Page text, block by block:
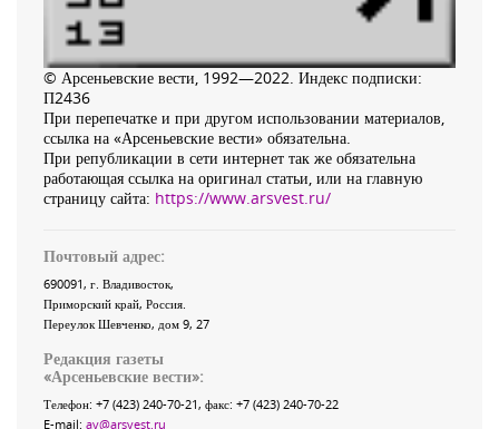
© Арсеньевские вести, 1992—2022. Индекс подписки:
П2436
При перепечатке и при другом использовании материалов,
ссылка на «Арсеньевские вести» обязательна.
При републикации в сети интернет так же обязательна
работающая ссылка на оригинал статьи, или на главную
страницу сайта: https://www.arsvest.ru/
Почтовый адрес:
690091, г. Владивосток,
Приморский край, Россия.
Переулок Шевченко, дом 9, 27
Редакция газеты
«Арсеньевские вести»:
Телефон: +7 (423) 240-70-21, факс: +7 (423) 240-70-22
E-mail: av@arsvest.ru